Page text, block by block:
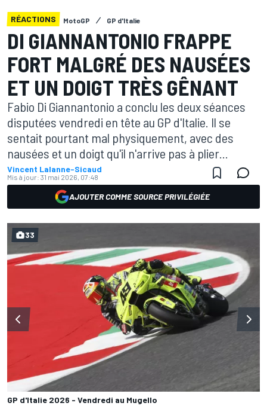
RÉACTIONS MotoGP GP d'Italie
DI GIANNANTONIO FRAPPE
FORT MALGRÉ DES NAUSÉES
ET UN DOIGT TRÈS GÊNANT
Fabio Di Giannantonio a conclu les deux séances
disputées vendredi en tête au GP d'Italie. Il se
sentait pourtant mal physiquement, avec des
nausées et un doigt qu'il n'arrive pas à plier...
Vincent Lalanne-Sicaud
Mis à jour: 31 mai 2026, 07:48
AJOUTER COMME SOURCE PRIVILÉGIÉE
GP d'Italie 2026 - Vendredi au Mugello
33